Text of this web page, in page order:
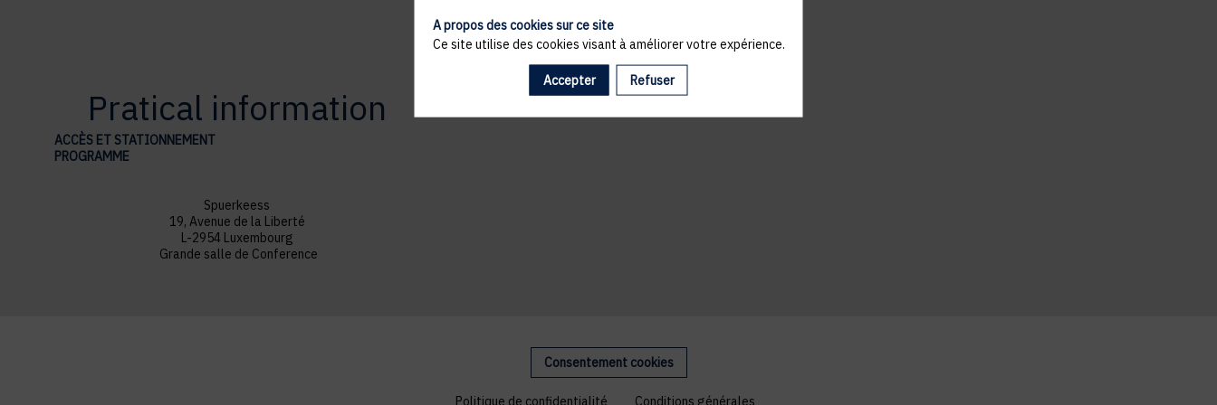
Pratical information
ACCÈS ET STATIONNEMENT
PROGRAMME
Spuerkeess
19, Avenue de la Liberté
L-2954 Luxembourg
Grande salle de Conference
Consentement cookies
Politique de confidentialité Conditions générales
A propos des cookies sur ce site
Ce site utilise des cookies visant à améliorer votre expérience.
Accepter Refuser